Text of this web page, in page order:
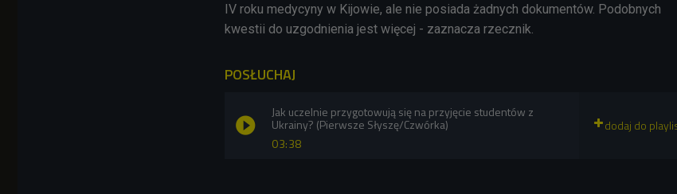
IV roku medycyny w Kijowie, ale nie posiada żadnych dokumentów. Podobnych
kwestii do uzgodnienia jest więcej - zaznacza rzecznik.
POSŁUCHAJ
03:38
Jak uczelnie przygotowują się na przyjęcie studentów z
Ukrainy? (Pierwsze Słyszę/Czwórka)